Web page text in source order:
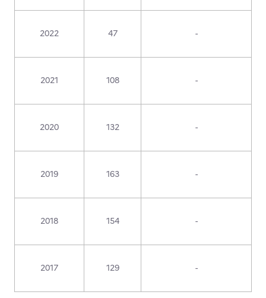
2022 47 -
2021 108 -
2020 132 -
2019 163 -
2018 154 -
2017 129 -